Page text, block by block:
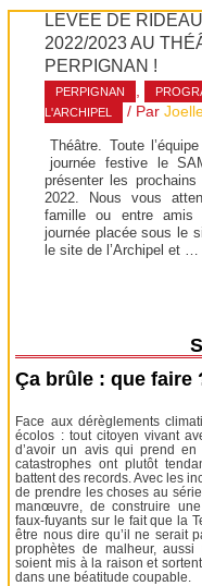
LEVÉE DE
2022/2023 AU
PERPIGNAN !
PERPIGNAN ,
L'ARCHIPEL
/ Par
Théâtre. Toute
journée festive le
présenter les
2022. Nous vous
famille ou entre
journée placée sous le
le site de l’Archipel et …
Ça brûle : que faire
Face aux dérèglements
écolos : tout citoyen vivant
d’avoir un avis qui prend
catastrophes ont plutôt
battent des records. Avec les
de prendre les choses au
manœuvre, de construire
faux-fuyants sur le fait que la
être nous dire qu’il ne serait
prophètes de malheur,
soient mis à la raison et
dans une béatitude coupable.